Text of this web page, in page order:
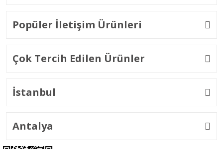
Popüler İletişim Ürünleri
Çok Tercih Edilen Ürünler
İstanbul
Antalya